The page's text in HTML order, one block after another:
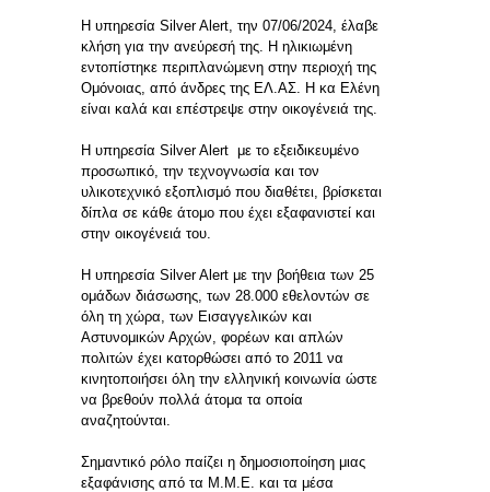
Η υπηρεσία Silver Alert, την 07/06/2024, έλαβε
κλήση για την ανεύρεσή της. Η ηλικιωμένη
εντοπίστηκε περιπλανώμενη στην περιοχή της
Ομόνοιας, από άνδρες της ΕΛ.ΑΣ. Η κα Ελένη
είναι καλά και επέστρεψε στην οικογένειά της.
Η υπηρεσία Silver Alert με το εξειδικευμένο
προσωπικό, την τεχνογνωσία και τον
υλικοτεχνικό εξοπλισμό που διαθέτει, βρίσκεται
δίπλα σε κάθε άτομο που έχει εξαφανιστεί και
στην οικογένειά του.
Η υπηρεσία Silver Alert με την βοήθεια των 25
ομάδων διάσωσης, των 28.000 εθελοντών σε
όλη τη χώρα, των Εισαγγελικών και
Αστυνομικών Αρχών, φορέων και απλών
πολιτών έχει κατορθώσει από το 2011 να
κινητοποιήσει όλη την ελληνική κοινωνία ώστε
να βρεθούν πολλά άτομα τα οποία
αναζητούνται.
Σημαντικό ρόλο παίζει η δημοσιοποίηση μιας
εξαφάνισης από τα Μ.Μ.Ε. και τα μέσα